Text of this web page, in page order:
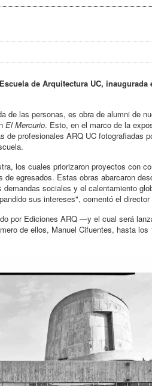
de Arquitectura UC, inaugurada
de las personas, es obra de alumni de
El Mercurio. Esto, en el marco de la
de profesionales ARQ UC fotografiadas
los cuales priorizaron proyectos con
egresados. Estas obras abarcaron
sociales y el calentamiento
sus intereses", comentó el director
por Ediciones ARQ —y el cual será
de ellos, Manuel Cifuentes, hasta los